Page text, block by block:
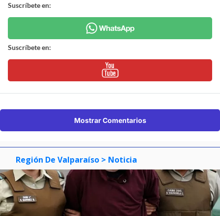
Suscríbete en:
Suscríbete en:
Mostrar Comentarios
Región De Valparaíso > Noticia